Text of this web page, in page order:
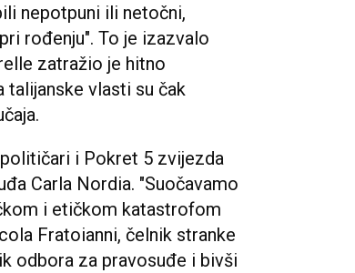
nepotpuni ili netočni,
rođenju". To je izazvalo
zatražio je hitno
talijanske vlasti su čak
i Pokret 5 zvijezda
Carla Nordia. "Suočavamo
i etičkom katastrofom
Fratoianni, čelnik stranke
odbora za pravosuđe i bivši